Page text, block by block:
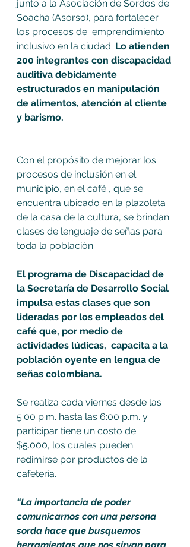
junto a la Asociación de Sordos de
Soacha (Asorso), para fortalecer
los procesos de  emprendimiento
inclusivo en la ciudad. Lo atienden
200 integrantes con discapacidad
auditiva debidamente
estructurados en manipulación
de alimentos, atención al cliente
y barismo.
Con el propósito de mejorar los
procesos de inclusión en el
municipio, en el café , que se
encuentra ubicado en la plazoleta
de la casa de la cultura, se brindan
clases de lenguaje de señas para
toda la población.
El programa de Discapacidad de
la Secretaría de Desarrollo Social
impulsa estas clases que son
lideradas por los empleados del
café que, por medio de
actividades lúdicas,  capacita a la
población oyente en lengua de
señas colombiana.
Se realiza cada viernes desde las
5:00 p.m. hasta las 6:00 p.m. y
participar tiene un costo de
$5.000, los cuales pueden
redimirse por productos de la
cafetería.
“La importancia de poder
comunicarnos con una persona
sorda hace que busquemos